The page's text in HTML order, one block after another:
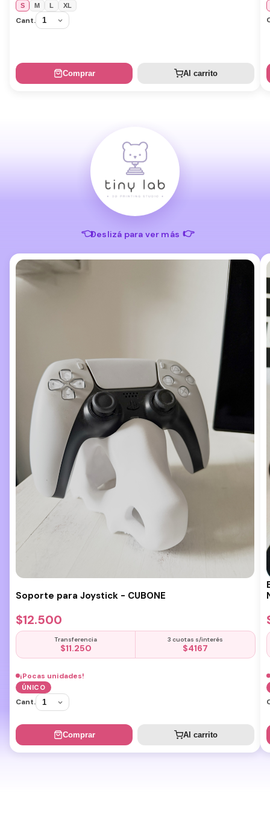
S M L XL
Cant.
Comprar Al carrito
👈Deslizá para ver más 👉
Soporte para Joystick - CUBONE
$12.500
Transferencia
$11.250
3 cuotas s/interés
$4167
¡Pocas unidades!
ÚNICO
Cant.
Comprar Al carrito